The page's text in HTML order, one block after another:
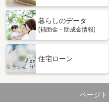
暮らしのデータ
(補助金・助成金情報)
住宅ローン
ページト